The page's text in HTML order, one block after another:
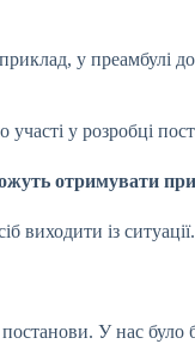
у преамбулі
у розробці
отримувати
виходити із
У нас